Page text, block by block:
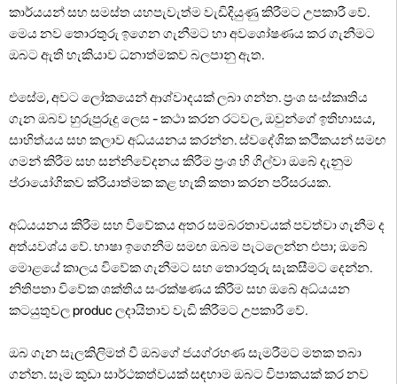
කාර්යයන් සහ සමස්ත යහපැවැත්ම වැඩිදියුණු කිරීමට උපකාරී වේ.
මෙය නව තොරතුරු ඉගෙන ගැනීමට හා අවශෝෂණය කර ගැනීමට
ඔබට ඇති හැකියාව ධනාත්මකව බලපානු ඇත.
එසේම, අවට ලෝකයෙන් ආශ්වාදයක් ලබා ගන්න. ප්‍රංශ සංස්කෘතිය
ගැන ඔබව හුරුපුරුදු ලෙස - කථා කරන රටවල, ඔවුන්ගේ ඉතිහාසය,
සාහිත්යය සහ කලාව අධ්යයනය කරන්න. ස්වදේශික කථිකයන් සමඟ
ගමන් කිරීම සහ සන්නිවේදනය කිරීම ප්‍රංශ හි ගිල්වා ඔබේ දැනුම
ප්රායෝගිකව ක්රියාත්මක කළ හැකි කතා කරන පරිසරයක.
අධ්යයනය කිරීම සහ විවේකය අතර සමබරතාවයක් පවත්වා ගැනීම ද
අත්යවශ්ය වේ. භාෂා ඉගෙනීම සමඟ ඔබම පැටලෙන්න එපා; ඔබේ
මොළයේ කාලය විවේක ගැනීමට සහ තොරතුරු සැකසීමට දෙන්න.
නිතිපතා විවේක ශක්තිය සංරක්ෂණය කිරීම සහ ඔබේ අධ්යයන
කටයුතුවල produc ලදායිතාව වැඩි කිරීමට උපකාරී වේ.
ඔබ ගැන සැලකිලිමත් වී ඔබගේ ජයග්රහණ සැමරීමට මතක තබා
ගන්න. සෑම කුඩා සාර්ථකත්වයක් සඳහාම ඔබට විපාකයක් කර නව